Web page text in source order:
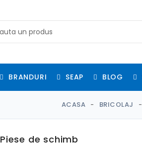
BRANDURI SEAP BLOG
ACASA BRICOLAJ
Piese de schimb